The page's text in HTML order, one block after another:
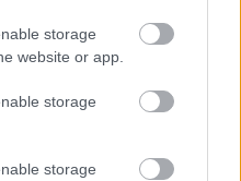
storage
website or app.
storage
storage